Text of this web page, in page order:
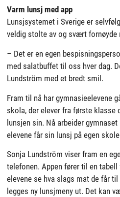
Varm lunsj med app
Lunsjsystemet i Sverige er
veldig stolte av og svært fornøyde
– Det er en egen
med salatbuffet til oss hver dag.
Lundström med et bredt smil.
Fram til nå har gymnasieelevene
skola, der elever fra første klasse
lunsjen sin. Nå arbeider
elevene får sin lunsj på egen
Sonja Lundström viser fram en
telefonen. Appen fører til en
elevene se hva slags mat de får
legges ny lunsjmeny ut. Det kan